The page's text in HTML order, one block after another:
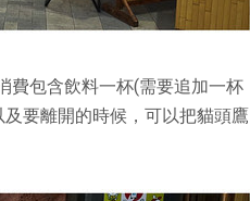
費包含飲料一杯(需要追加一杯
要離開的時候，可以把貓頭鷹